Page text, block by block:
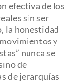
efectiva de los
sin ser
la honestidad
y
nunca se
de
de jerarquías